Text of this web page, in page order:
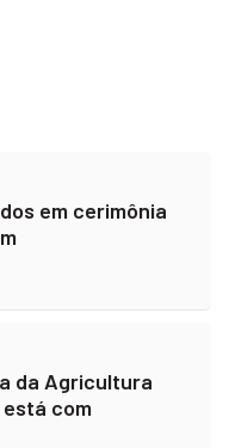
em cerimônia
da Agricultura
está com